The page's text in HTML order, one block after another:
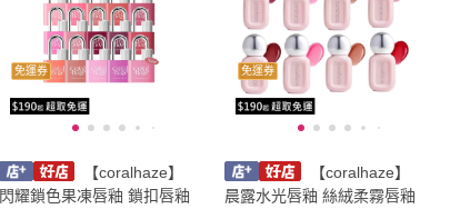
免運券
【coralhaze】
閃耀鎖色果凍唇釉 鎖扣唇釉
免運券
【coralhaze】
晨露水光唇釉 絲絨柔霧唇釉